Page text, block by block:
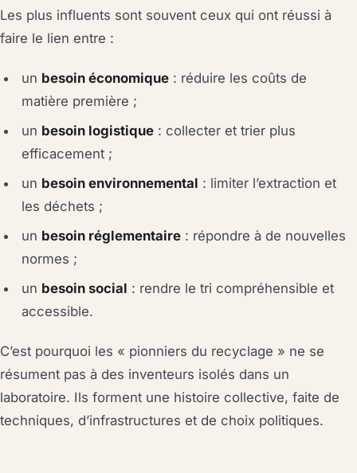
Les plus influents sont souvent ceux qui ont réussi à
faire le lien entre :
un besoin économique : réduire les coûts de
matière première ;
un besoin logistique : collecter et trier plus
efficacement ;
un besoin environnemental : limiter l’extraction et
les déchets ;
un besoin réglementaire : répondre à de nouvelles
normes ;
un besoin social : rendre le tri compréhensible et
accessible.
C’est pourquoi les « pionniers du recyclage » ne se
résument pas à des inventeurs isolés dans un
laboratoire. Ils forment une histoire collective, faite de
techniques, d’infrastructures et de choix politiques.